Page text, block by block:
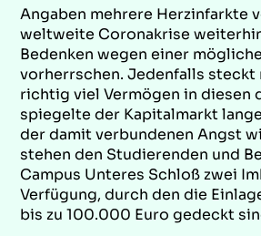
Angaben mehrere Herzinfarkte
weltweite Coronakrise
Bedenken wegen einer
vorherrschen. Jedenfalls
richtig viel Vermögen in diesen
spiegelte der Kapitalmarkt
der damit verbundenen Angst
stehen den Studierenden und
Campus Unteres Schloß zwei
Verfügung, durch den die
bis zu 100.000 Euro gedeckt